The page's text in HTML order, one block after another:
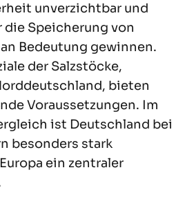
unverzichtbar und
Speicherung von
Bedeutung gewinnen.
der Salzstöcke,
bieten
Voraussetzungen. Im
ist Deutschland bei
besonders stark
ein zentraler